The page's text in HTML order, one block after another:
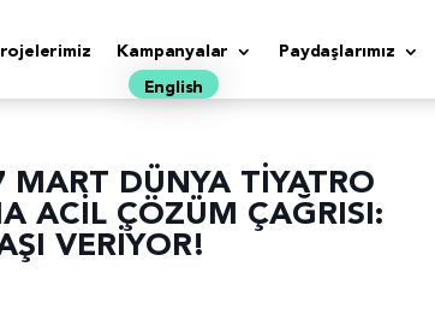
Kampanyalar Paydaşlarımız
English
MART DÜNYA TİYATRO
ACİL ÇÖZÜM ÇAĞRISI:
VERİYOR!